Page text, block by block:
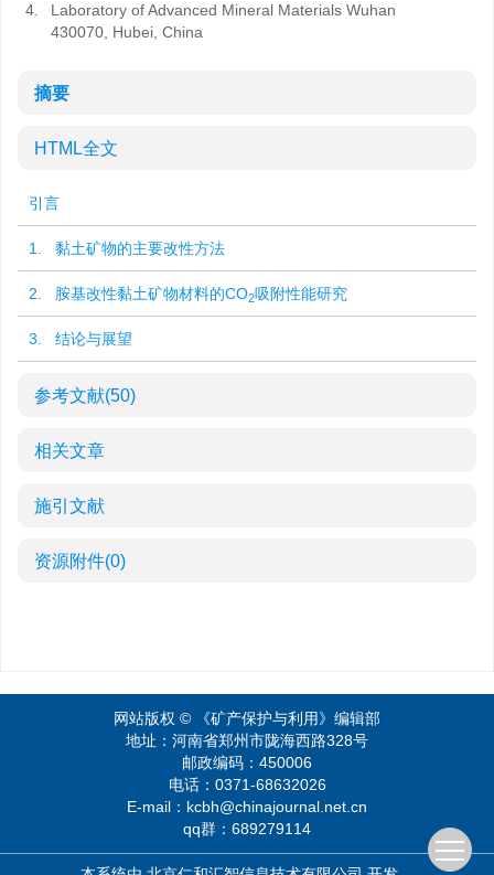
4.
Laboratory of Advanced Mineral Materials Wuhan
430070, Hubei, China
摘要
HTML全文
引言
1. 黏土矿物的主要改性方法
2. 胺基改性黏土矿物材料的CO2吸附性能研究
3. 结论与展望
参考文献(50)
相关文章
施引文献
资源附件(0)
网站版权 © 《矿产保护与利用》编辑部
地址：河南省郑州市陇海西路328号
邮政编码：450006
电话：0371-68632026
E-mail：kcbh@chinajournal.net.cn
qq群：689279114